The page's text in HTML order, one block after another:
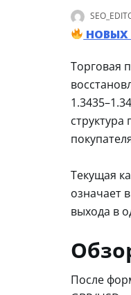
НОВЫХ
Торговая
Текущая
означает
выхода в
После